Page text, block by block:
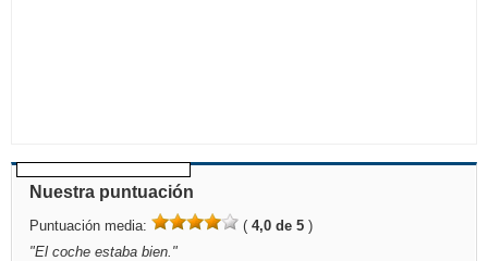
Nuestra puntuación
Puntuación media: ( 4,0 de 5 )
"El coche estaba bien. "